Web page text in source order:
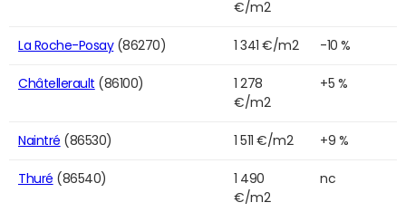
€/m2
La Roche-Posay(86270) 1 341 €/m2 -10 %
Châtellerault (86100)
1 278
€/m2
+5 %
Naintré (86530) 1 511 €/m2 +9 %
Thuré (86540)
1 490
€/m2
nc